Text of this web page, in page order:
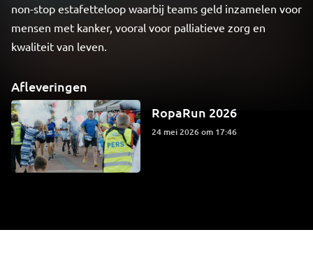
non-stop estafetteloop waarbij teams geld inzamelen voor
mensen met kanker, vooral voor palliatieve zorg en
kwaliteit van leven.
Afleveringen
RopaRun 2026
24 mei 2026 om 17:46